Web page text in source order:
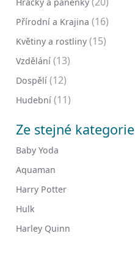
Přírodní a Krajina (16)
Květiny a rostliny (15)
Vzdělání (13)
Dospělí (12)
Hudební (11)
Ze stejné kategorie
Baby Yoda
Aquaman
Harry Potter
Hulk
Harley Quinn